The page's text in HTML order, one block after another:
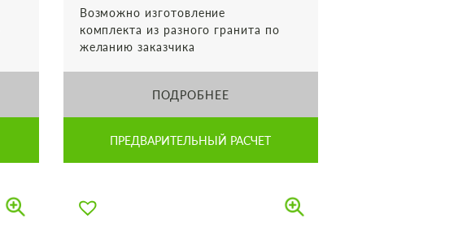
Возможно изготовление
комплекта из разного гранита по
желанию заказчика
ПОДРОБНЕЕ
ПРЕДВАРИТЕЛЬНЫЙ РАСЧЕТ